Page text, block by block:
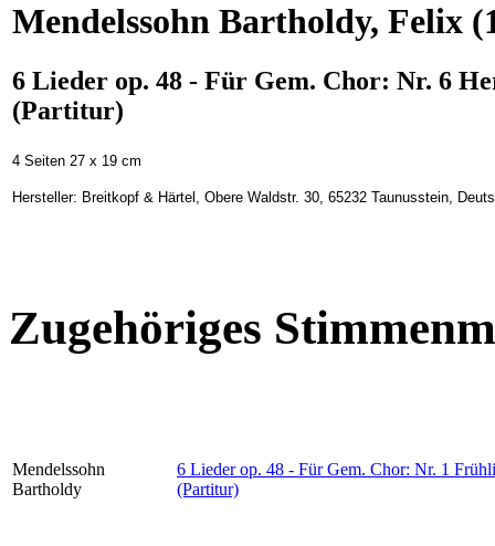
Mendelssohn Bartholdy, Felix
6 Lieder op. 48 - Für Gem. Chor: Nr. 6
(Partitur)
4 Seiten 27 x 19 cm
Hersteller: Breitkopf & Härtel, Obere Waldstr. 30, 65232 Taunusstein,
Zugehöriges
Mendelssohn
Bartholdy
6 Lieder op. 48 - Für Gem. Chor: Nr. 1
(Partitur)